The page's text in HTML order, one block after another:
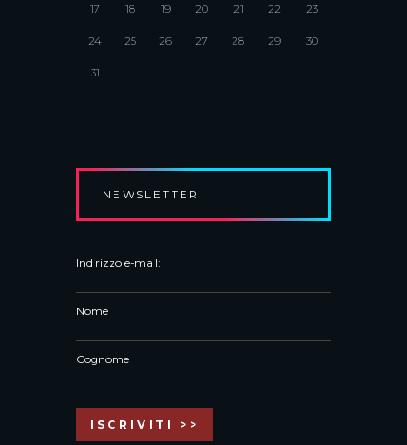
17 18 19 20 21 22 23
24 25 26 27 28 29 30
31
NEWSLETTER
Indirizzo e-mail:
Nome
Cognome